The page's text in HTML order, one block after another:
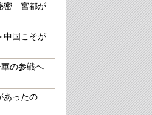
密 宮都が
中国こそが
の参戦へ
あったの